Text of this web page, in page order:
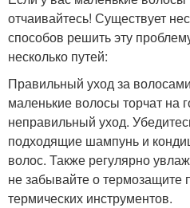
отчаивайтесь! Существует
способов решить эту
несколько путей:
Правильный уход за
маленькие волосы торчат на
неправильный уход.
подходящие шампунь и
волос. Также регулярно
не забывайте о термозащите
термических инструментов.